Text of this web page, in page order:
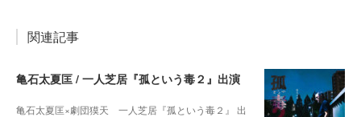
関連記事
亀石太夏匡 / 一人芝居『孤という毒２』出演
亀石太夏匡×劇団獏天 一人芝居『孤という毒２』 出